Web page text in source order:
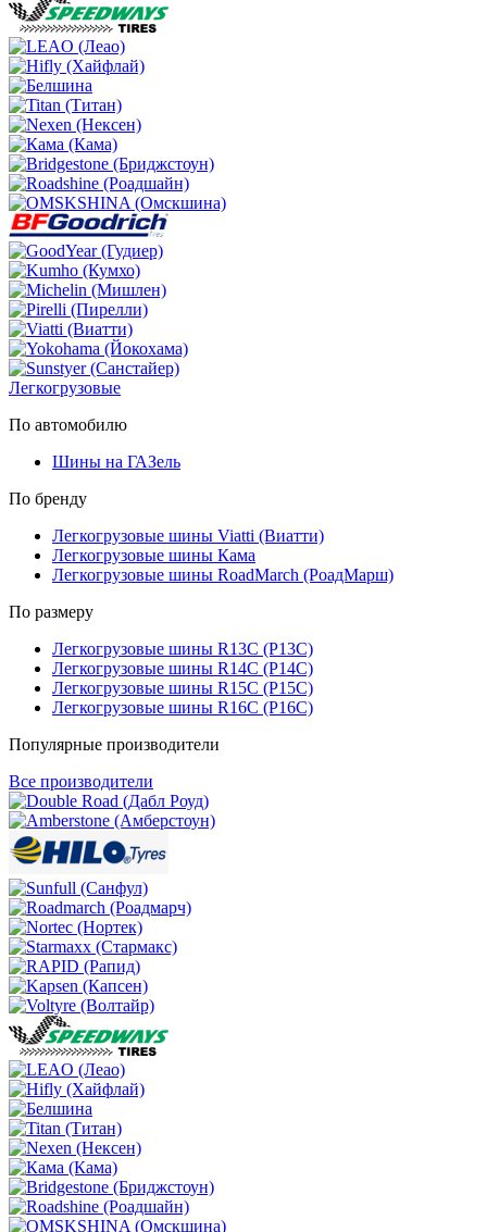
Легкогрузовые
По автомобилю
Шины на ГАЗель
По бренду
Легкогрузовые шины Viatti (Виатти)
Легкогрузовые шины Кама
Легкогрузовые шины RoadMarch (РоадМарш)
По размеру
Легкогрузовые шины R13C (Р13С)
Легкогрузовые шины R14C (Р14С)
Легкогрузовые шины R15C (Р15С)
Легкогрузовые шины R16C (Р16С)
Популярные производители
Все производители